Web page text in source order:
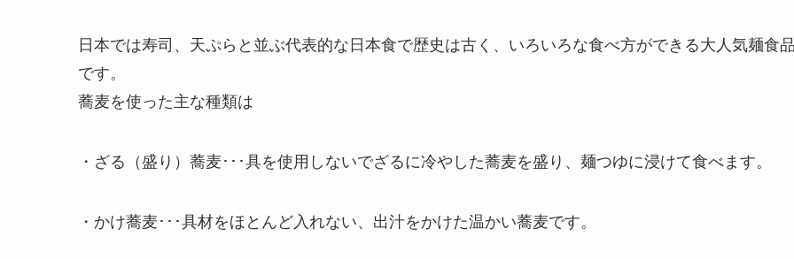
日本では寿司、天ぷらと並ぶ代表的な日本食で歴史は古く、いろいろな食べ方ができる大人気麺食
です。
蕎麦を使った主な種類は
・ざる（盛り）蕎麦･･･具を使用しないでざるに冷やした蕎麦を盛り、麺つゆに浸けて食べます。
・かけ蕎麦･･･具材をほとんど入れない、出汁をかけた温かい蕎麦です。